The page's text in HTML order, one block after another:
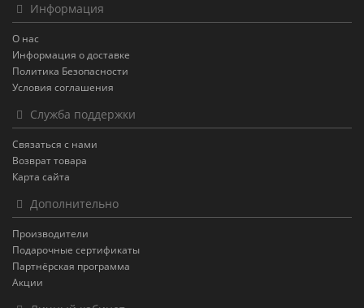
Информация
О нас
Информация о доставке
Политика Безопасности
Условия соглашения
Служба поддержки
Связаться с нами
Возврат товара
Карта сайта
Дополнительно
Производители
Подарочные сертификаты
Партнёрская программа
Акции